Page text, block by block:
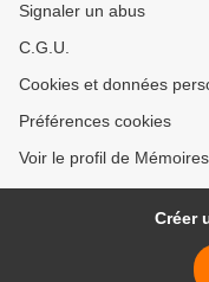
Signaler un abus
C.G.U.
Cookies et données
Préférences cookies
Voir le profil de
Créer